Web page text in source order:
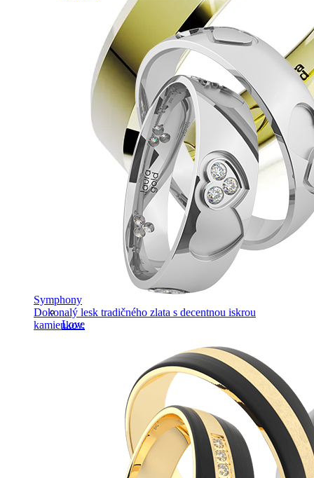
Symphony
Dokonalý lesk tradičného zlata s decentnou iskrou
kamienkov.
Love